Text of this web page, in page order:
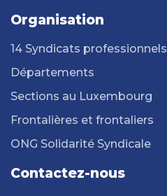
Organisation
14 Syndicats professionnels
Départements
Sections au Luxembourg
Frontalières et frontaliers
ONG Solidarité Syndicale
Contactez-nous